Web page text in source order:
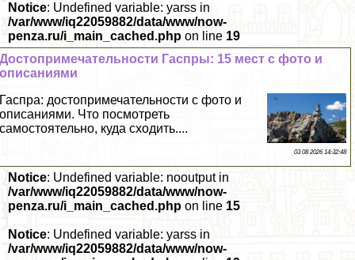
Notice: Undefined variable: yarss in
/var/www/iq22059882/data/www/now-
penza.ru/i_main_cached.php on line 19
Достопримечательности Гаспры: 15 мест с фото и
описаниями
Гаспра: достопримечательности с фото и
описаниями. Что посмотреть
самостоятельно, куда сходить....
03 08 2026 14:32:48
Notice: Undefined variable: nooutput in
/var/www/iq22059882/data/www/now-
penza.ru/i_main_cached.php on line 15
Notice: Undefined variable: yarss in
/var/www/iq22059882/data/www/now-